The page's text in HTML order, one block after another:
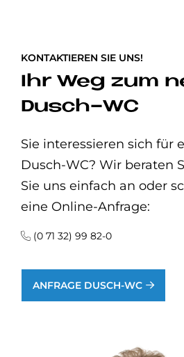
KONTAKTIEREN SIE UNS!
Ihr Weg zum
Dusch-WC
Sie interessieren sich für
Dusch-WC? Wir beraten
Sie uns einfach an oder
eine Online-Anfrage:
(0 71 32) 99 82-0
ANFRAGE DUSCH-WC